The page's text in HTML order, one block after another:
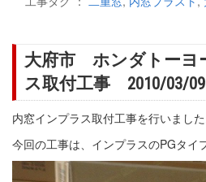
大府市 ホンダトーヨ
ス取付工事 2010/03/09
内窓インプラス取付工事を行いました
今回の工事は、インプラスのPGタイ